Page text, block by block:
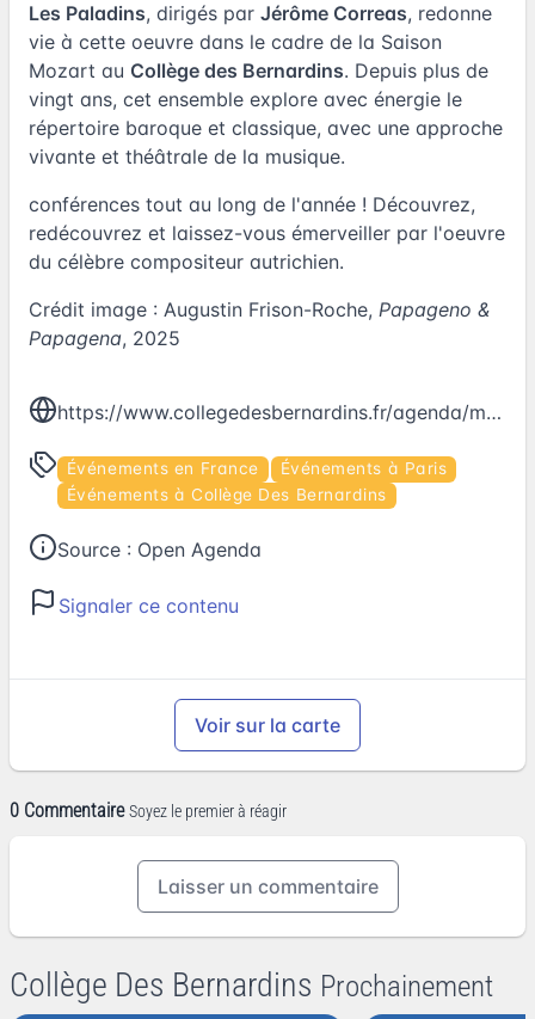
Les Paladins, dirigés par Jérôme Correas, redonne
vie à cette oeuvre dans le cadre de la Saison
Mozart au Collège des Bernardins. Depuis plus de
vingt ans, cet ensemble explore avec énergie le
répertoire baroque et classique, avec une approche
vivante et théâtrale de la musique.
conférences tout au long de l'année ! Découvrez,
redécouvrez et laissez-vous émerveiller par l'oeuvre
du célèbre compositeur autrichien.
Crédit image : Augustin Frison-Roche, Papageno &
Papagena, 2025
https://www.collegedesbernardins.fr/agenda/mozart-jeune-public-la-symphonie-des-jouets
Événements en France
Événements à Paris
Événements à Collège Des Bernardins
Source : Open Agenda
Signaler ce contenu
Voir sur la carte
0 Commentaire Soyez le premier à réagir
Laisser un commentaire
Collège Des Bernardins Prochainement